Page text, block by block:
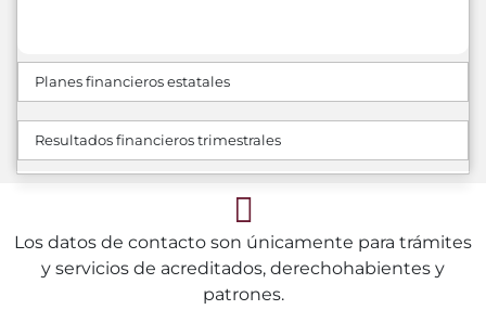
Planes financieros estatales
Resultados financieros trimestrales
Los datos de contacto son únicamente para trámites
y servicios de acreditados, derechohabientes y
patrones.